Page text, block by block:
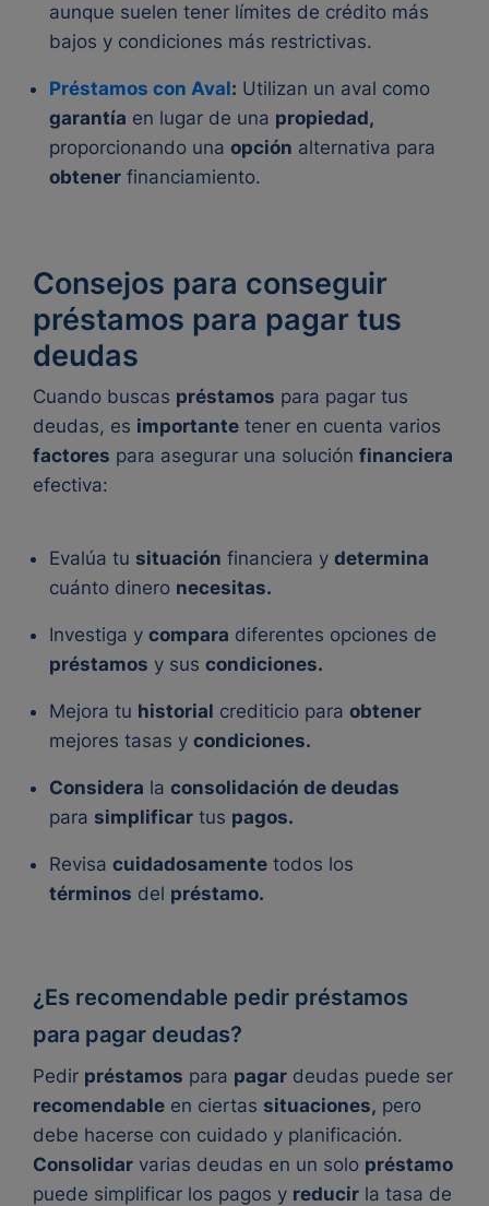
aunque suelen tener límites de crédito más
bajos y condiciones más restrictivas.
Préstamos con Aval: Utilizan un aval como
garantía en lugar de una propiedad,
proporcionando una opción alternativa para
obtener financiamiento.
Consejos para conseguir
préstamos para pagar tus
deudas
Cuando buscas préstamos para pagar tus
deudas, es importante tener en cuenta varios
factores para asegurar una solución financiera
efectiva:
Evalúa tu situación financiera y determina
cuánto dinero necesitas.
Investiga y compara diferentes opciones de
préstamos y sus condiciones.
Mejora tu historial crediticio para obtener
mejores tasas y condiciones.
Considera la consolidación de deudas
para simplificar tus pagos.
Revisa cuidadosamente todos los
términos del préstamo.
¿Es recomendable pedir préstamos
para pagar deudas?
Pedir préstamos para pagar deudas puede ser
recomendable en ciertas situaciones, pero
debe hacerse con cuidado y planificación.
Consolidar varias deudas en un solo préstamo
puede simplificar los pagos y reducir la tasa de